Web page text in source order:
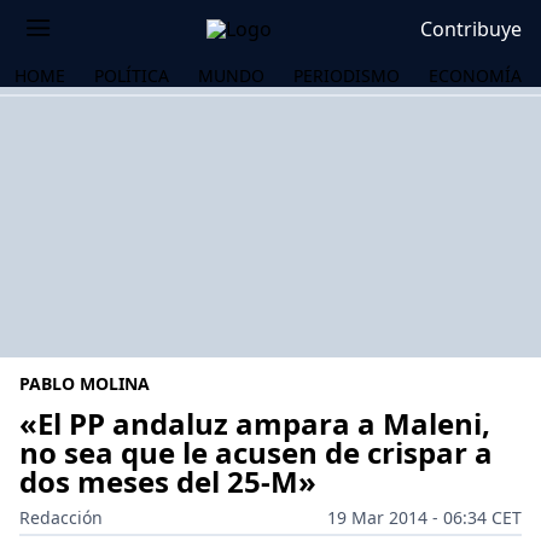
Contribuye
HOME POLÍTICA MUNDO PERIODISMO ECONOMÍA
PABLO MOLINA
«El PP andaluz ampara a Maleni,
no sea que le acusen de crispar a
dos meses del 25-M»
Redacción
19 Mar 2014 - 06:34 CET